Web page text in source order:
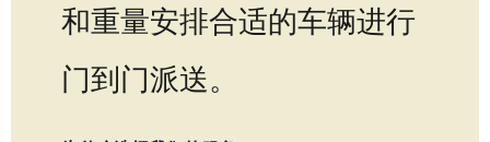
和重量安排合适的车辆进行
门到门派送。